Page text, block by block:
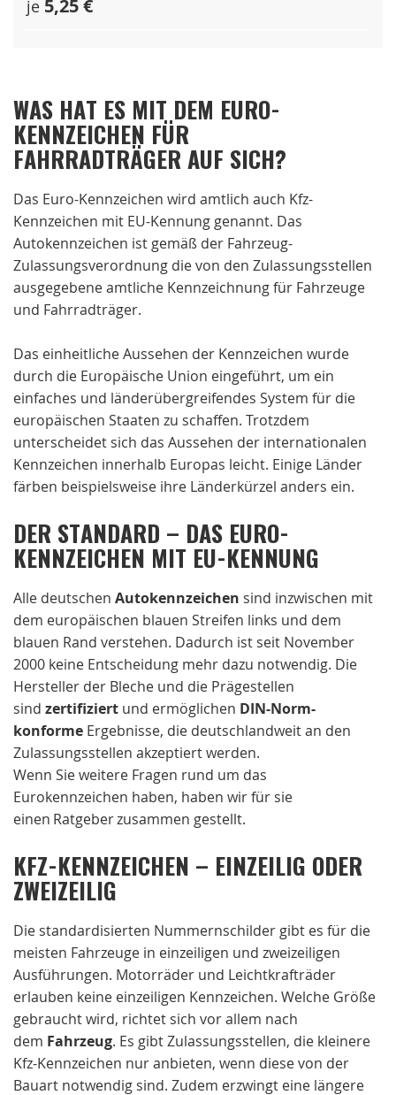
je 5,25 €
WAS HAT ES MIT DEM EURO-
KENNZEICHEN FÜR
FAHRRADTRÄGER AUF SICH?
Das Euro-Kennzeichen wird amtlich auch Kfz-
Kennzeichen mit EU-Kennung genannt. Das
Autokennzeichen ist gemäß der Fahrzeug-
Zulassungsverordnung die von den Zulassungsstellen
ausgegebene amtliche Kennzeichnung für Fahrzeuge
und Fahrradträger.
Das einheitliche Aussehen der Kennzeichen wurde
durch die Europäische Union eingeführt, um ein
einfaches und länderübergreifendes System für die
europäischen Staaten zu schaffen. Trotzdem
unterscheidet sich das Aussehen der internationalen
Kennzeichen innerhalb Europas leicht. Einige Länder
färben beispielsweise ihre Länderkürzel anders ein.
DER STANDARD – DAS EURO-
KENNZEICHEN MIT EU-KENNUNG
Alle deutschen Autokennzeichen sind inzwischen mit
dem europäischen blauen Streifen links und dem
blauen Rand verstehen. Dadurch ist seit November
2000 keine Entscheidung mehr dazu notwendig. Die
Hersteller der Bleche und die Prägestellen
sind zertifiziert und ermöglichen DIN-Norm-
konforme Ergebnisse, die deutschlandweit an den
Zulassungsstellen akzeptiert werden.
Wenn Sie weitere Fragen rund um das
Eurokennzeichen haben, haben wir für sie
einen Ratgeber zusammen gestellt.
KFZ-KENNZEICHEN – EINZEILIG ODER
ZWEIZEILIG
Die standardisierten Nummernschilder gibt es für die
meisten Fahrzeuge in einzeiligen und zweizeiligen
Ausführungen. Motorräder und Leichtkrafträder
erlauben keine einzeiligen Kennzeichen. Welche Größe
gebraucht wird, richtet sich vor allem nach
dem Fahrzeug. Es gibt Zulassungsstellen, die kleinere
Kfz-Kennzeichen nur anbieten, wenn diese von der
Bauart notwendig sind. Zudem erzwingt eine längere